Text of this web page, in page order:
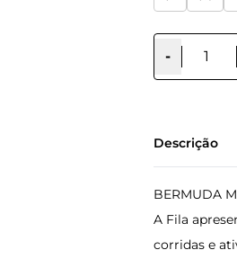
-
Descrição
BERMUDA
A Fila
corridas e